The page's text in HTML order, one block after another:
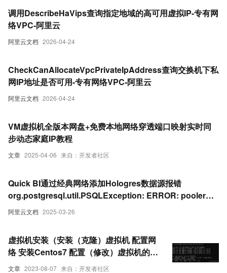
阿里云文档 2026-04-24
调用DescribeHaVips查询指定地域的高可用虚拟IP-专有网
络VPC-阿里云
阿里云文档 2026-04-24
CheckCanAllocateVpcPrivateIpAddress查询交换机下私
网IP地址是否可用-专有网络VPC-阿里云
文章 2025-04-06 来自：开发者社区
VM虚拟机全版本网盘+免费本地网络穿透端口映射实时同
步动态家庭IP教程
阿里云文档 2025-03-26
Quick BI通过经典网络添加Hologres数据源报错
org.postgresql.util.PSQLException: ERROR: pooler
c15e650375330: Reject ip ...
文章 2023-08-07 来自：开发者社区
虚拟机安装（安装（克隆）虚拟机 配置网
络 安装Centos7 配置（修改）虚拟机的静
态IP 修改网卡的配置文件 测试网络是否互